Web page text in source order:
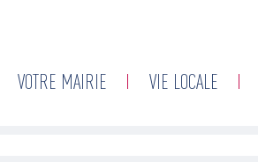
principal
VOTRE MAIRIE VIE LOCALE